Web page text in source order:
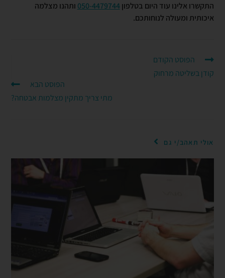
התקשרו אלינו עוד היום בטלפון050-4479744 ותהנו מצלמה
איכותית ומעולה לנוחותכם.
הפוסט הקודם
קודן בשליטה מרחוק
הפוסט הבא
מתי צריך מתקין מצלמות אבטחה?
אולי תאהב/י גם